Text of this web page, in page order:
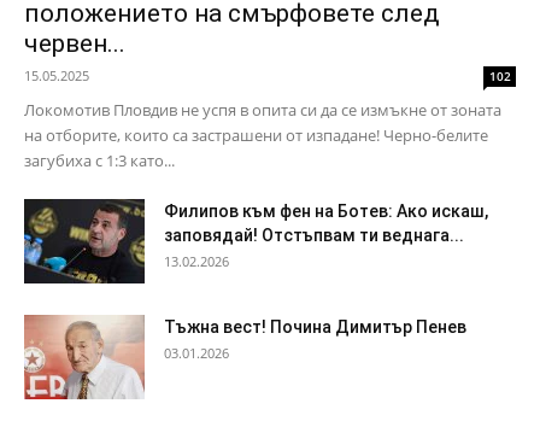
положението на смърфовете след
червен...
15.05.2025 102
Локомотив Пловдив не успя в опита си да се измъкне от зоната
на отборите, които са застрашени от изпадане! Черно-белите
загубиха с 1:3 като...
Филипов към фен на Ботев: Ако искаш,
заповядай! Отстъпвам ти веднага...
13.02.2026
Тъжна вест! Почина Димитър Пенев
03.01.2026